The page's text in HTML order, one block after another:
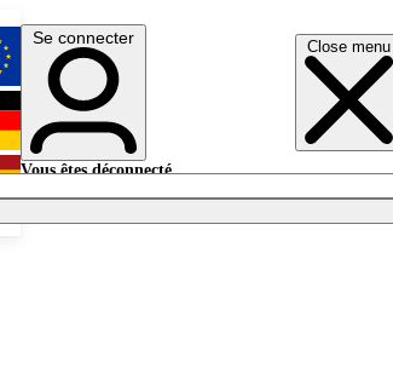
Close menu
English
Deutsch
Se connecter
Vous êtes déconnecté.